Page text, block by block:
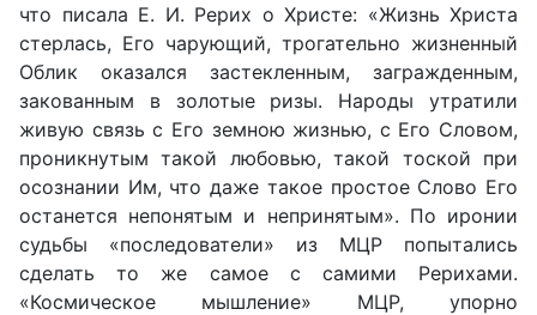
что писала Е. И. Рерих о Христе: «Жизнь Христа
стерлась, Его чарующий, трогательно жизненный
Облик оказался застекленным, загражденным,
закованным в золотые ризы. Народы утратили
живую связь с Его земною жизнью, с Его Словом,
проникнутым такой любовью, такой тоской при
осознании Им, что даже такое простое Слово Его
останется непонятым и непринятым». По иронии
судьбы «последователи» из МЦР попытались
сделать то же самое с самими Рерихами.
«Космическое мышление» МЦР, упорно